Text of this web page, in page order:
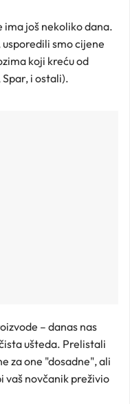
ima još nekoliko dana.
smo cijene
koji kreću od
i ostali).
– danas nas
ušteda. Prelistali
za one "dosadne", ali
vaš novčanik preživio